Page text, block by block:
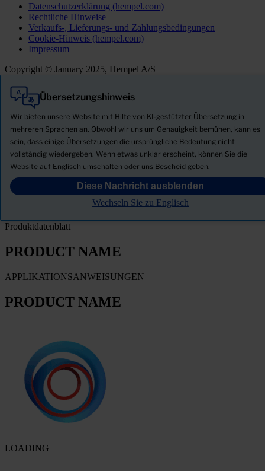
Datenschutzerklärung (hempel.com)
Rechtliche Hinweise
Verkaufs-, Lieferungs- und Zahlungsbedingungen
Cookie-Hinweis (hempel.com)
Impressum
Copyright © January 2025, Hempel A/S
Übersetzungshinweis
Wir bieten unsere Website mit Hilfe von KI-gestützter Übersetzung in
mehreren Sprachen an. Obwohl wir uns um Genauigkeit bemühen, kann es
sein, dass einige Übersetzungen die ursprüngliche Bedeutung nicht
vollständig wiedergeben. Wenn etwas unklar erscheint, können Sie die
Website auf Englisch umschalten oder uns Bescheid geben.
Diese Nachricht ausblenden
Wechseln Sie zu Englisch
Alle
Produkte
Sicherheitsdatenblatt herunterladen
PRODUCT NAME
FILTER
Produktdatenblatt
PRODUCT NAME
APPLIKATIONSANWEISUNGEN
PRODUCT NAME
LOADING